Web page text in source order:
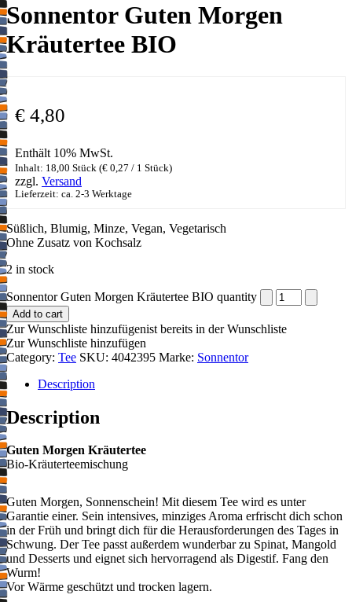
Sonnentor Guten Morgen
Kräutertee BIO
€ 4,80
Enthält 10% MwSt.
Inhalt: 18,00 Stück (€ 0,27 / 1 Stück)
zzgl. Versand
Lieferzeit: ca. 2-3 Werktage
Süßlich, Blumig, Minze, Vegan, Vegetarisch
Ohne Zusatz von Kochsalz
2 in stock
Sonnentor Guten Morgen Kräutertee BIO quantity
Add to cart
Zur Wunschliste hinzufügenist bereits in der Wunschliste
Zur Wunschliste hinzufügen
Category: Tee SKU: 4042395 Marke: Sonnentor
Description
Description
Guten Morgen Kräutertee
Bio-Kräuterteemischung
Guten Morgen, Sonnenschein! Mit diesem Tee wird es unter
Garantie einer. Sein intensives, minziges Aroma erfrischt dich schon
in der Früh und bringt dich für die Herausforderungen des Tages in
Schwung. Der Tee passt außerdem wunderbar zu Spinat, Mangold
und Desserts und eignet sich hervorragend als Digestif. Fang den
Wurm!
Vor Wärme geschützt und trocken lagern.